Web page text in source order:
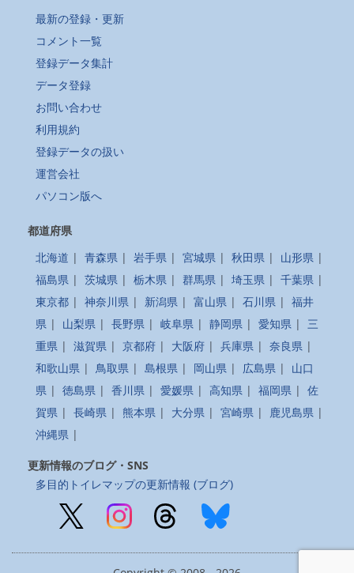
最新の登録・更新
コメント一覧
登録データ集計
データ登録
お問い合わせ
利用規約
登録データの扱い
運営会社
パソコン版へ
都道府県
北海道 | 青森県 | 岩手県 | 宮城県 | 秋田県 | 山形県 |
福島県 | 茨城県 | 栃木県 | 群馬県 | 埼玉県 | 千葉県 |
東京都 | 神奈川県 | 新潟県 | 富山県 | 石川県 | 福井
県 | 山梨県 | 長野県 | 岐阜県 | 静岡県 | 愛知県 | 三
重県 | 滋賀県 | 京都府 | 大阪府 | 兵庫県 | 奈良県 |
和歌山県 | 鳥取県 | 島根県 | 岡山県 | 広島県 | 山口
県 | 徳島県 | 香川県 | 愛媛県 | 高知県 | 福岡県 | 佐
賀県 | 長崎県 | 熊本県 | 大分県 | 宮崎県 | 鹿児島県 |
沖縄県 |
更新情報のブログ・SNS
多目的トイレマップの更新情報 (ブログ)